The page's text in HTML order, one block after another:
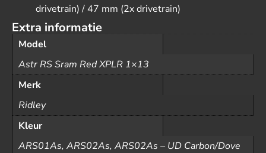
drivetrain) / 47 mm (2x drivetrain)
Extra informatie
Model
Astr RS Sram Red XPLR 1×13
Merk
Ridley
Kleur
ARS01As, ARS02As, ARS02As – UD Carbon/Dove